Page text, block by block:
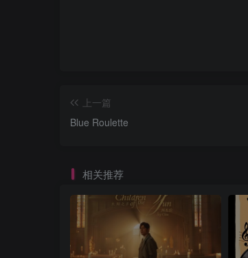
上一篇
Blue Roulette
相关推荐